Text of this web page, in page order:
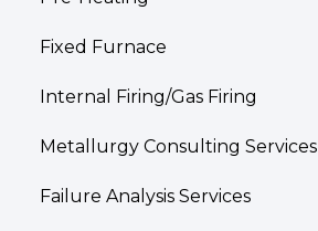
Fixed Furnace
Internal Firing/Gas Firing
Metallurgy Consulting Services
Failure Analysis Services